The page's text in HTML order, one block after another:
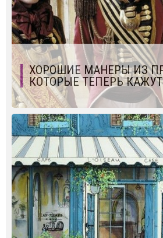
ХОРОШИЕ МАНЕРЫ ИЗ
КОТОРЫЕ ТЕПЕРЬ